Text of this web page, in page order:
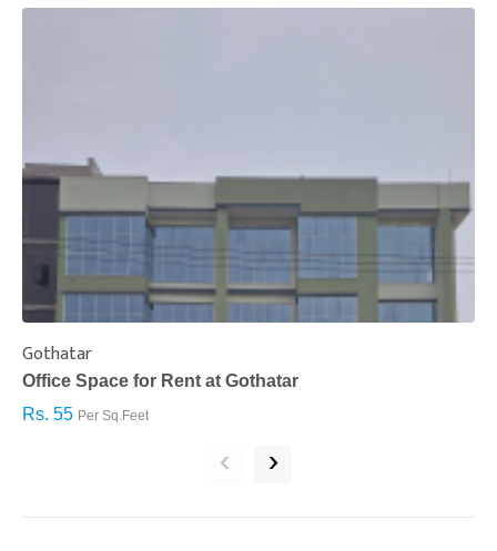
Gothatar
Office Space for Rent at Gothatar
Rs. 55 Per Sq.Feet
‹ ›